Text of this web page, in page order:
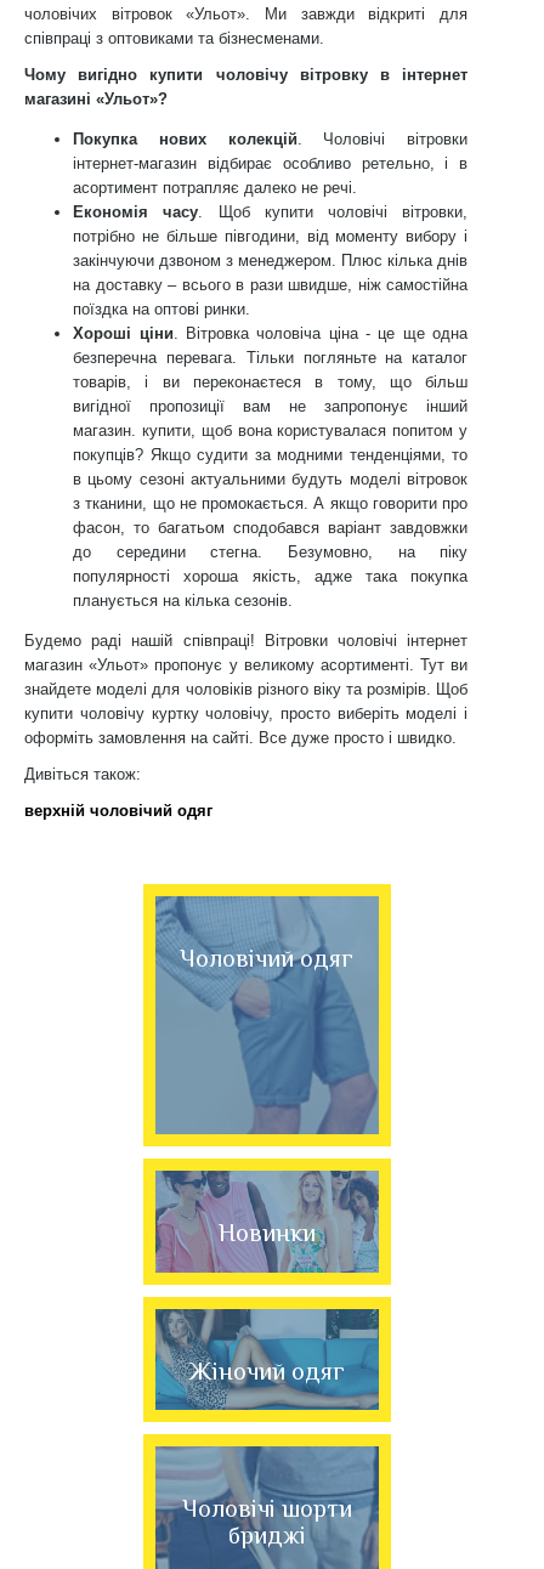
чоловічих вітровок «Ульот». Ми завжди відкриті для
співпраці з оптовиками та бізнесменами.
Чому вигідно купити чоловічу вітровку в інтернет
магазині «Ульот»?
Покупка нових колекцій. Чоловічі вітровки
інтернет-магазин відбирає особливо ретельно, і в
асортимент потрапляє далеко не речі.
Економія часу. Щоб купити чоловічі вітровки,
потрібно не більше півгодини, від моменту вибору і
закінчуючи дзвоном з менеджером. Плюс кілька днів
на доставку – всього в рази швидше, ніж самостійна
поїздка на оптові ринки.
Хороші ціни. Вітровка чоловіча ціна - це ще одна
безперечна перевага. Тільки погляньте на каталог
товарів, і ви переконаєтеся в тому, що більш
вигідної пропозиції вам не запропонує інший
магазин. купити, щоб вона користувалася попитом у
покупців? Якщо судити за модними тенденціями, то
в цьому сезоні актуальними будуть моделі вітровок
з тканини, що не промокається. А якщо говорити про
фасон, то багатьом сподобався варіант завдовжки
до середини стегна. Безумовно, на піку
популярності хороша якість, адже така покупка
планується на кілька сезонів.
Будемо раді нашій співпраці! Вітровки чоловічі інтернет
магазин «Ульот» пропонує у великому асортименті. Тут ви
знайдете моделі для чоловіків різного віку та розмірів. Щоб
купити чоловічу куртку чоловічу, просто виберіть моделі і
оформіть замовлення на сайті. Все дуже просто і швидко.
Дивіться також:
верхній чоловічий одяг
Чоловічий одяг
Новинки
Жіночий одяг
Чоловічі шорти
бриджі